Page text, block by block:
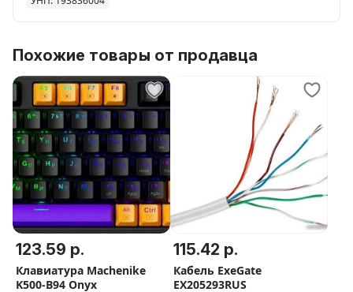
Похожие товары от продавца
123.59 р.
Клавиатура Machenike
K500-B94 Onyx
115.42 р.
Кабель ExeGate
EX205293RUS